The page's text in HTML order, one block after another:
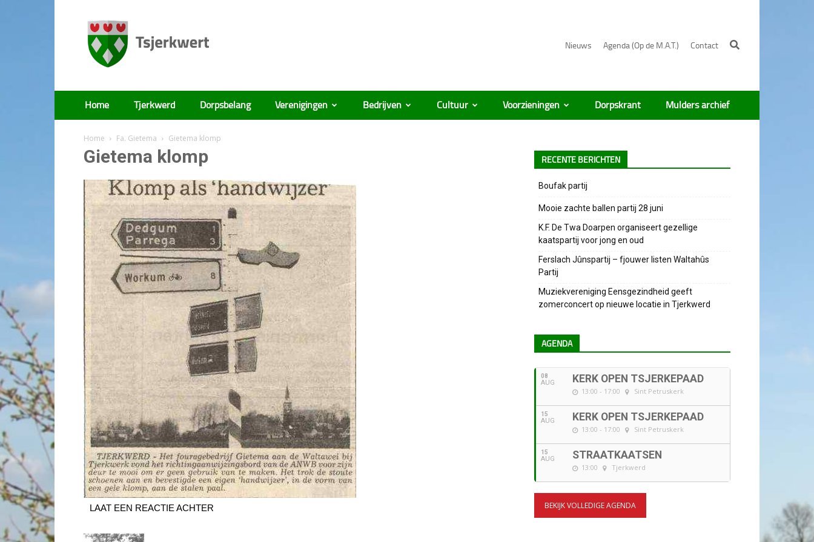
Nieuws Agenda (Op de M.A.T.) Contact
Tsjerkwert
Home Tjerkwerd Dorpsbelang Verenigingen Bedrijven Cultuur Voorzieningen Dorpskrant Mulders archief
Home Fa. Gietema Gietema klomp
Gietema klomp
LAAT EEN REACTIE ACHTER
RECENTE BERICHTEN
Boufak partij
Mooie zachte ballen partij 28 juni
K.F. De Twa Doarpen organiseert gezellige
kaatspartij voor jong en oud
Ferslach Jûnspartij – fjouwer listen Waltahûs
Partij
Muziekvereniging Eensgezindheid geeft
zomerconcert op nieuwe locatie in Tjerkwerd
AGENDA
08
AUG KERK OPEN TSJERKEPAAD
13:00 - 17:00 Sint Petruskerk
15
AUG KERK OPEN TSJERKEPAAD
13:00 - 17:00 Sint Petruskerk
15
AUG STRAATKAATSEN
13:00 Tjerkwerd
BEKIJK VOLLEDIGE AGENDA